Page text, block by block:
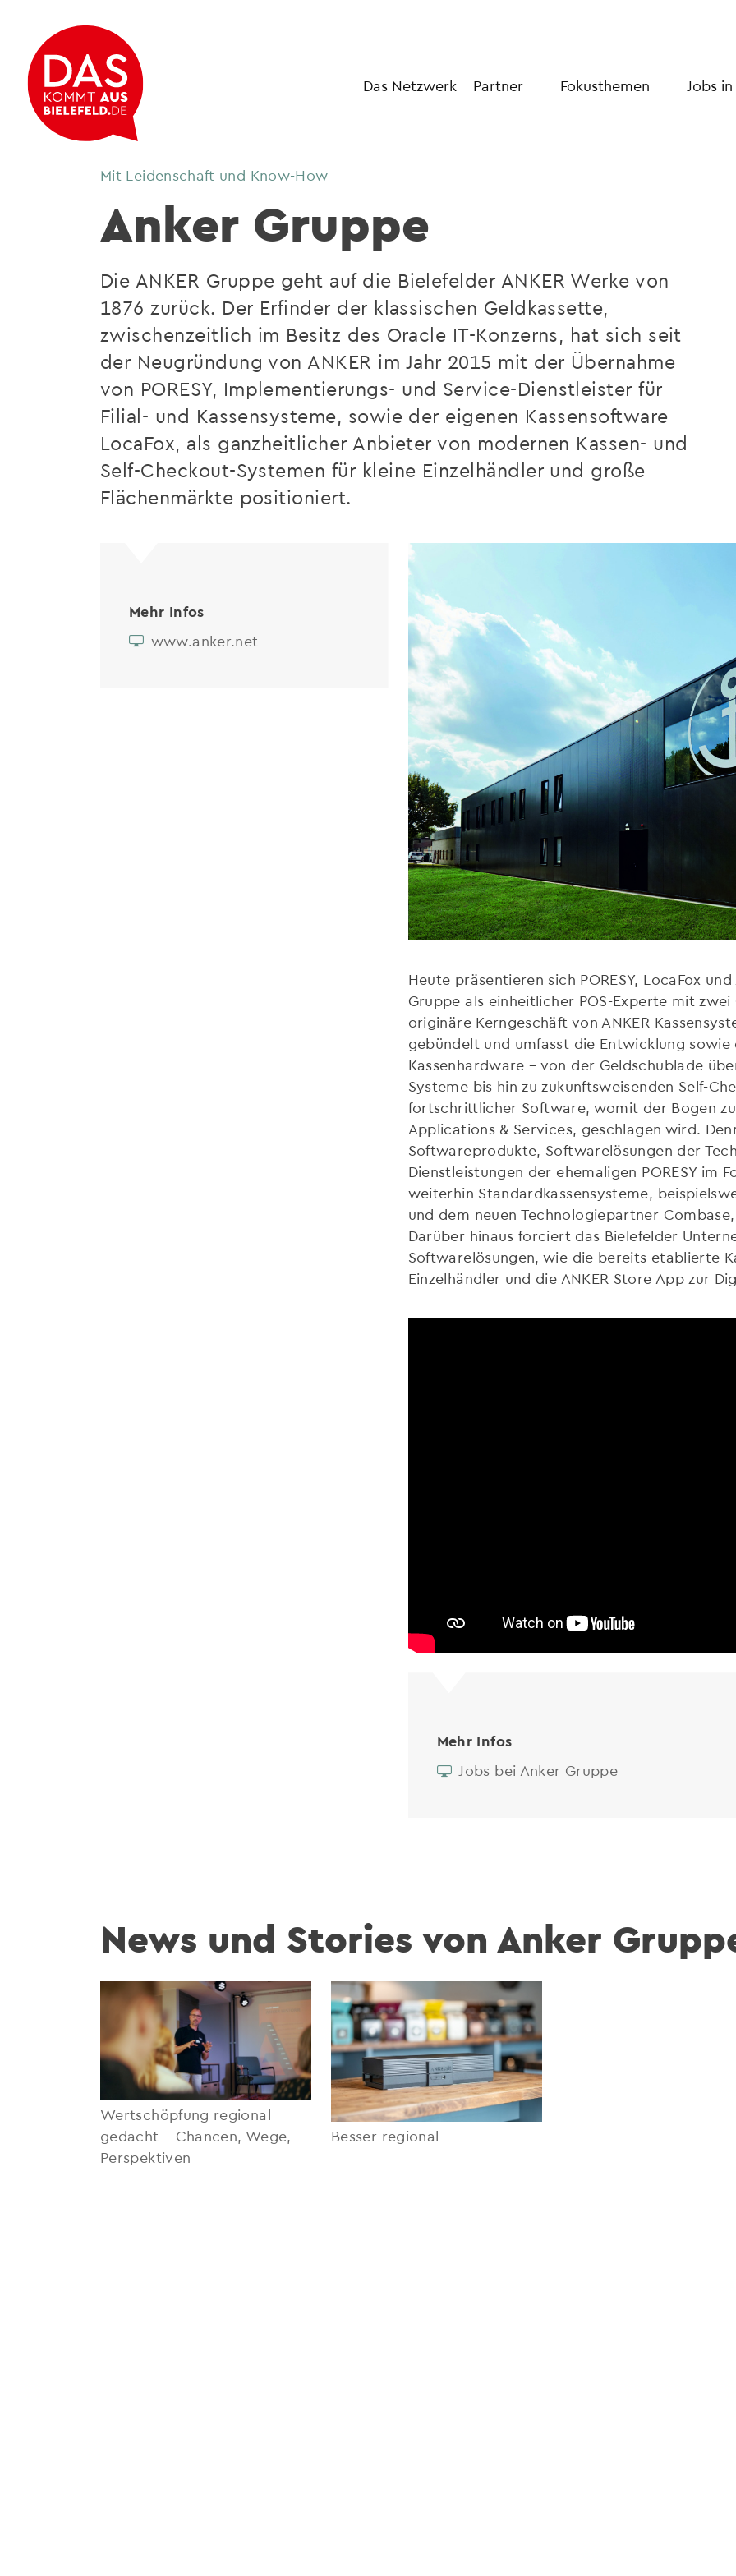
Das Netzwerk Partner Fokusthemen Jobs
Mit Leidenschaft und Know-How
Anker Gruppe
Die ANKER Gruppe geht auf die Bielefelder ANKER Werke von
1876 zurück. Der Erfinder der klassischen Geldkassette,
zwischenzeitlich im Besitz des Oracle IT-Konzerns, hat sich seit
der Neugründung von ANKER im Jahr 2015 mit der Übernahme
von PORESY, Implementierungs- und Service-Dienstleister für
Filial- und Kassensysteme, sowie der eigenen Kassensoftware
LocaFox, als ganzheitlicher Anbieter von modernen Kassen- und
Self-Checkout-Systemen für kleine Einzelhändler und große
Flächenmärkte positioniert.
Mehr Infos
www.anker.net
Heute präsentieren sich PORESY, LocaFox
Gruppe als einheitlicher POS-Experte mit
originäre Kerngeschäft von ANKER
gebündelt und umfasst die Entwicklung
Kassenhardware – von der Geldschublade
Systeme bis hin zu zukunftsweisenden Self-
fortschrittlicher Software, womit der Bogen
Applications & Services, geschlagen wird.
Softwareprodukte, Softwarelösungen der
Dienstleistungen der ehemaligen PORESY im
weiterhin Standardkassensysteme,
und dem neuen Technologiepartner
Darüber hinaus forciert das Bielefelder
Softwarelösungen, wie die bereits etablierte
Einzelhändler und die ANKER Store App zur
Mehr Infos
Jobs bei Anker Gruppe
News und Stories von Anker
Wertschöpfung regional
gedacht – Chancen, Wege,
Perspektiven
Besser regional